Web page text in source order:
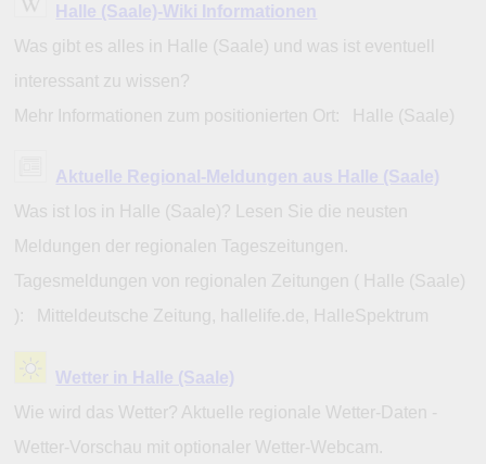
Halle (Saale)-Wiki Informationen
Was gibt es alles in Halle (Saale) und was ist eventuell
interessant zu wissen?
Mehr Informationen zum positionierten Ort: Halle (Saale)
Aktuelle Regional-Meldungen aus Halle (Saale)
Was ist los in Halle (Saale)? Lesen Sie die neusten
Meldungen der regionalen Tageszeitungen.
Tagesmeldungen von regionalen Zeitungen ( Halle (Saale)
): Mitteldeutsche Zeitung, hallelife.de, HalleSpektrum
Wetter in Halle (Saale)
Wie wird das Wetter? Aktuelle regionale Wetter-Daten -
Wetter-Vorschau mit optionaler Wetter-Webcam.